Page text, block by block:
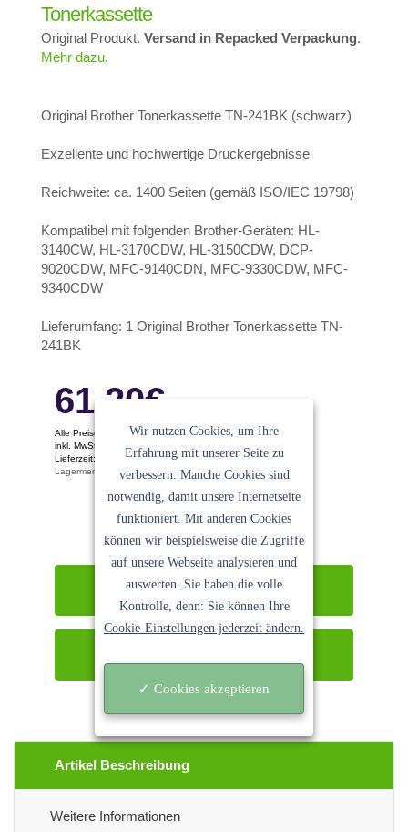
Tonerkassette
Original Produkt. Versand in Repacked Verpackung.
Mehr dazu.
Original Brother Tonerkassette TN-241BK (schwarz)
Exzellente und hochwertige Druckergebnisse
Reichweite: ca. 1400 Seiten (gemäß ISO/IEC 19798)
Kompatibel mit folgenden Brother-Geräten: HL-
3140CW, HL-3170CDW, HL-3150CDW, DCP-
9020CDW, MFC-9140CDN, MFC-9330CDW, MFC-
9340CDW
Lieferumfang: 1 Original Brother Tonerkassette TN-
241BK
61.20€
Alle Preise pro Stück
inkl. MwSt. Keine Versandkosten
Lieferzeit: 1-2 Tage
Lagermenge: 1 Stk.
In den Warenkorb
Artikel Beschreibung
Weitere Informationen
Wir nutzen Cookies, um Ihre
Erfahrung mit unserer Seite zu
verbessern. Manche Cookies sind
notwendig, damit unsere Internetseite
funktioniert. Mit anderen Cookies
können wir beispielsweise die Zugriffe
auf unsere Webseite analysieren und
auswerten. Sie haben die volle
Kontrolle, denn: Sie können Ihre
Cookie-Einstellungen jederzeit ändern.
✓ Cookies akzeptieren